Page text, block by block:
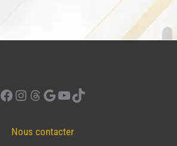
sur
la
Facebook
Instagram
Threads
Google
YouTube
TikTok
Nous contacter